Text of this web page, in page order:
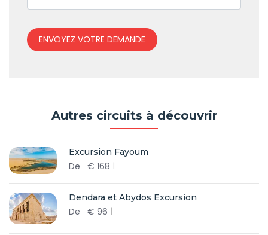
ENVOYEZ VOTRE DEMANDE
Autres circuits à découvrir
Excursion Fayoum
De € 168
Dendara et Abydos Excursion
De € 96